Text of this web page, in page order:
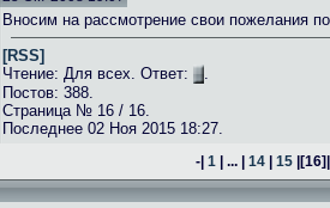
Вносим на рассмотрение свои пожелания
[RSS]
Чтение: Для всех. Ответ:
.
Постов: 388.
Страница № 16 / 16.
Последнее 02 Ноя 2015 18:27.
-| 1 | ... | 14 | 15 |[16]